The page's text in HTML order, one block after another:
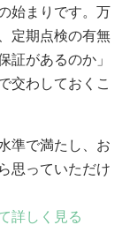
始まりです。万
定期点検の有無
証があるのか」
交わしておくこ
準で満たし、お
思っていただけ
詳しく見る